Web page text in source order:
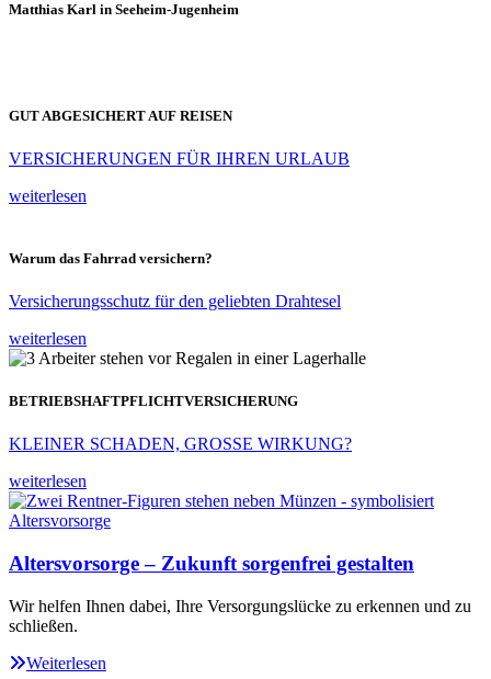
Matthias Karl in Seeheim-Jugenheim
GUT ABGESICHERT AUF REISEN
VERSICHERUNGEN FÜR IHREN URLAUB
weiterlesen
Warum das Fahrrad versichern?
Versicherungsschutz für den geliebten Drahtesel
weiterlesen
BETRIEBSHAFTPFLICHTVERSICHERUNG
KLEINER SCHADEN, GROSSE WIRKUNG?
weiterlesen
Altersvorsorge – Zukunft sorgenfrei gestalten
Wir helfen Ihnen dabei, Ihre Versorgungslücke zu erkennen und zu
schließen.
Weiterlesen